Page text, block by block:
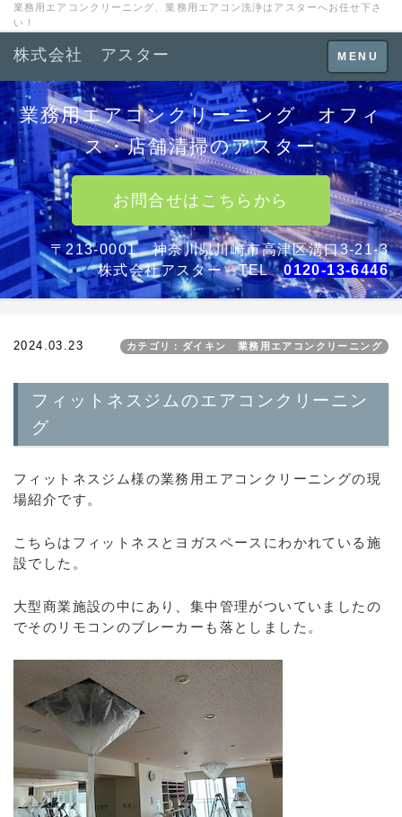
業務用エアコンクリーニング、業務用エアコン洗浄はアスターへお任せ下さ
い！
Toggle
navigation
MENU
株式会社 アスター
業務用エアコンクリーニング オフィ
ス・店舗清掃のアスター
お問合せはこちらから
〒213-0001 神奈川県川崎市高津区溝口3-21-3
株式会社アスター TEL0120-13-6446
2024.03.23 カテゴリ：ダイキン 業務用エアコンクリーニング
フィットネスジムのエアコンクリーニン
グ
フィットネスジム様の業務用エアコンクリーニングの現
場紹介です。
こちらはフィットネスとヨガスペースにわかれている施
設でした。
大型商業施設の中にあり、集中管理がついていましたの
でそのリモコンのブレーカーも落としました。